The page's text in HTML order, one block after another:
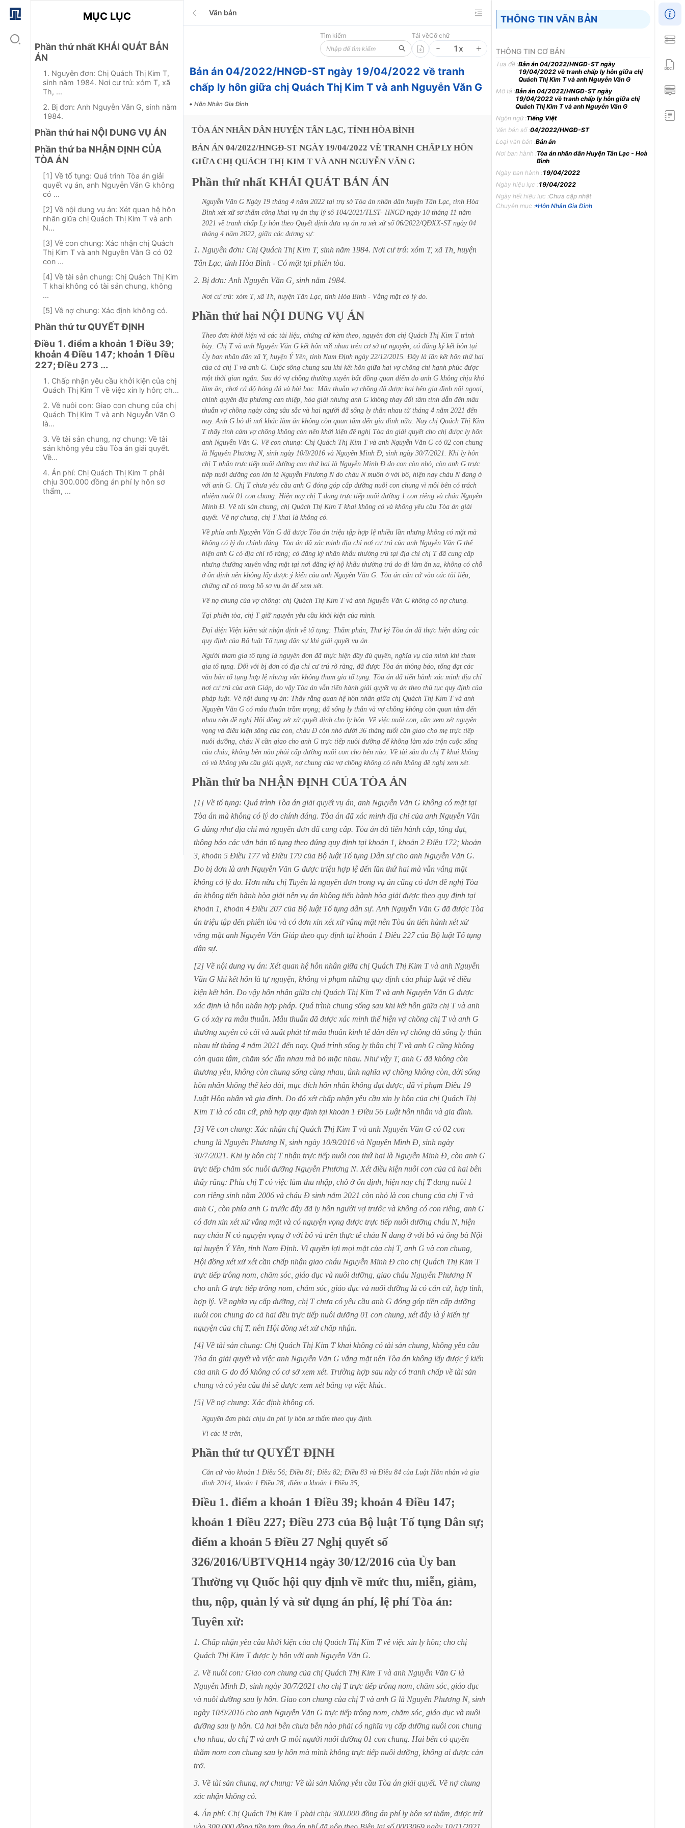
MỤC LỤC
Phần thứ nhất KHÁI QUÁT BẢN
ÁN
1. Nguyên đơn: Chị Quách Thị Kim T,
sinh năm 1984. Nơi cư trú: xóm T, xã
Th, ...
2. Bị đơn: Anh Nguyễn Văn G, sinh năm
1984.
Phần thứ hai NỘI DUNG VỤ ÁN
Phần thứ ba NHẬN ĐỊNH CỦA
TÒA ÁN
[1] Về tố tụng: Quá trình Tòa án giải
quyết vụ án, anh Nguyễn Văn G không
có ...
[2] Về nội dung vụ án: Xét quan hệ hôn
nhân giữa chị Quách Thị Kim T và anh
N...
[3] Về con chung: Xác nhận chị Quách
Thị Kim T và anh Nguyễn Văn G có 02
con ...
[4] Về tài sản chung: Chị Quách Thị Kim
T khai không có tài sản chung, không
...
[5] Về nợ chung: Xác định không có.
Phần thứ tư QUYẾT ĐỊNH
Điều 1. điểm a khoản 1 Điều 39;
khoản 4 Điều 147; khoản 1 Điều
227; Điều 273 ...
1. Chấp nhận yêu cầu khởi kiện của chị
Quách Thị Kim T về việc xin ly hôn; ch...
2. Về nuôi con: Giao con chung của chị
Quách Thị Kim T và anh Nguyễn Văn G
là...
3. Về tài sản chung, nợ chung: Về tài
sản không yêu cầu Tòa án giải quyết.
Về...
4. Án phí: Chị Quách Thị Kim T phải
chịu 300.000 đồng án phí ly hôn sơ
thẩm, ...
Văn bản
Tìm kiếm Tải vềCỡ chữ
1 x
Bản án 04/2022/HNGĐ-ST ngày 19/04/2022 về tranh
chấp ly hôn giữa chị Quách Thị Kim T và anh Nguyễn Văn G
Hôn Nhân Gia Đình
TÒA ÁN NHÂN DÂN HUYỆN TÂN LẠC, TỈNH HÒA BÌNH
BẢN ÁN 04/2022/HNGĐ-ST NGÀY 19/04/2022 VỀ TRANH CHẤP LY HÔN
GIỮA CHỊ QUÁCH THỊ KIM T VÀANH NGUYỄN VĂN G
Phần thứ nhất KHÁI QUÁT BẢN ÁN
Nguyễn Văn G Ngày 19 tháng 4 năm 2022 tại trụ sở Tòa án nhân dân huyện Tân Lạc, tỉnh Hòa
Bình xét xử sơ thẩm công khai vụ án thụ lý số 104/2021/TLST- HNGĐ ngày 10 tháng 11 năm
2021 về tranh chấp Ly hôn theo Quyết định đưa vụ án ra xét xử số 06/2022/QĐXX-ST ngày 04
tháng 4 năm 2022, giữa các đương sự:
1. Nguyên đơn: Chị Quách Thị Kim T, sinh năm 1984. Nơi cư trú: xóm T, xã Th, huyện
Tân Lạc, tỉnh Hòa Bình - Có mặt tại phiên tòa.
2. Bị đơn: Anh Nguyễn Văn G, sinh năm 1984.
Nơi cư trú: xóm T, xã Th, huyện Tân Lạc, tỉnh Hòa Bình - Vắng mặt có lý do.
Phần thứ hai NỘI DUNG VỤ ÁN
Theo đơn khởi kiện và các tài liệu, chứng cứ kèm theo, nguyên đơn chị Quách Thị Kim T trình
bày: Chị T và anh Nguyễn Văn G kết hôn với nhau trên cơ sở tự nguyện, có đăng ký kết hôn tại
Ủy ban nhân dân xã Y, huyện Ý Yên, tỉnh Nam Định ngày 22/12/2015. Đây là lần kết hôn thứ hai
của cả chị T và anh G. Cuộc sống chung sau khi kết hôn giữa hai vợ chồng chỉ hạnh phúc được
một thời gian ngắn. Sau đó vợ chồng thường xuyên bất đồng quan điểm do anh G không chịu khó
làm ăn, chơi cá độ bóng đá và bài bạc. Mâu thuẫn vợ chồng đã được hai bên gia đình nội ngoại,
chính quyền địa phương can thiệp, hòa giải nhưng anh G không thay đổi tâm tính dẫn đến mâu
thuẫn vợ chồng ngày càng sâu sắc và hai người đã sống ly thân nhau từ tháng 4 năm 2021 đến
nay. Anh G bỏ đi nơi khác làm ăn không còn quan tâm đến gia đình nữa. Nay chị Quách Thị Kim
T thấy tình cảm vợ chồng không còn nên khởi kiện đề nghị Tòa án giải quyết cho chị được ly hôn
anh Nguyễn Văn G. Về con chung: Chị Quách Thị Kim T và anh Nguyễn Văn G có 02 con chung
là Nguyễn Phương N, sinh ngày 10/9/2016 và Nguyễn Minh Đ, sinh ngày 30/7/2021. Khi ly hôn
chị T nhận trực tiếp nuôi dưỡng con thứ hai là Nguyễn Minh Đ do con còn nhỏ, còn anh G trực
tiếp nuôi dưỡng con lớn là Nguyễn Phương N do cháu N muốn ở với bố, hiện nay cháu N đang ở
với anh G. Chị T chưa yêu cầu anh G đóng góp cấp dưỡng nuôi con chung vì mỗi bên có trách
nhiệm nuôi 01 con chung. Hiện nay chị T đang trực tiếp nuôi dưỡng 1 con riêng và cháu Nguyễn
Minh Đ. Về tài sản chung, chị Quách Thị Kim T khai không có và không yêu cầu Tòa án giải
quyết. Về nợ chung, chị T khai là không có.
Về phía anh Nguyễn Văn G đã được Tòa án triệu tập hợp lệ nhiều lần nhưng không có mặt mà
không có lý do chính đáng. Tòa án đã xác minh địa chỉ nơi cư trú của anh Nguyễn Văn G thể
hiện anh G có địa chỉ rõ ràng; có đăng ký nhân khẩu thường trú tại địa chỉ chị T đã cung cấp
nhưng thường xuyên vắng mặt tại nơi đăng ký hộ khẩu thường trú do đi làm ăn xa, không có chỗ
ở ổn định nên không lấy được ý kiến của anh Nguyễn Văn G. Tòa án căn cứ vào các tài liệu,
chứng cứ có trong hồ sơ vụ án để xem xét.
Về nợ chung của vợ chồng: chị Quách Thị Kim T và anh Nguyễn Văn G không có nợ chung.
Tại phiên tòa, chị T giữ nguyên yêu cầu khởi kiện của mình.
Đại diện Viện kiểm sát nhận định về tố tụng: Thẩm phán, Thư ký Tòa án đã thực hiện đúng các
quy định của Bộ luật Tố tụng dân sự khi giải quyết vụ án.
Người tham gia tố tụng là nguyên đơn đã thực hiện đầy đủ quyền, nghĩa vụ của mình khi tham
gia tố tụng. Đối với bị đơn có địa chỉ cư trú rõ ràng, đã được Tòa án thông báo, tống đạt các
văn bản tố tụng hợp lệ nhưng vẫn không tham gia tố tụng. Tòa án đã tiến hành xác minh địa chỉ
nơi cư trú của anh Giáp, do vậy Tòa án vẫn tiến hành giải quyết vụ án theo thủ tục quy định của
pháp luật. Về nội dung vụ án: Thấy rằng quan hệ hôn nhân giữa chị Quách Thị Kim T và anh
Nguyễn Văn G có mâu thuẫn trầm trọng; đã sống ly thân và vợ chồng không còn quan tâm đến
nhau nên đề nghị Hội đồng xét xử quyết định cho ly hôn. Về việc nuôi con, cần xem xét nguyện
vọng và điều kiện sống của con, cháu Đ còn nhỏ dưới 36 tháng tuổi cần giao cho mẹ trực tiếp
nuôi dưỡng, cháu N cần giao cho anh G trực tiếp nuôi đưỡng để không làm xáo trộn cuộc sống
của cháu, không bên nào phải cấp dưỡng nuôi con cho bên nào. Về tài sản do chị T khai không
có và không yêu cầu giải quyết, nợ chung của vợ chồng không có nên không đề nghị xem xét.
Phần thứ ba NHẬN ĐỊNH CỦA TÒA ÁN
[1] Về tố tụng: Quá trình Tòa án giải quyết vụ án, anh Nguyễn Văn G không có mặt tại
Tòa án mà không có lý do chính đáng. Tòa án đã xác minh địa chỉ của anh Nguyễn Văn
G đúng như địa chỉ mà nguyên đơn đã cung cấp. Tòa án đã tiến hành cấp, tống đạt,
thông báo các văn bản tố tụng theo đúng quy định tại khoản 1, khoản 2 Điều 172; khoản
3, khoản 5 Điều 177 và Điều 179 của Bộ luật Tố tụng Dân sự cho anh Nguyễn Văn G.
Do bị đơn là anh Nguyễn Văn G được triệu hợp lệ đến lần thứ hai mà vẫn vắng mặt
không có lý do. Hơn nữa chị Tuyến là nguyên đơn trong vụ án cũng có đơn đề nghị Tòa
án không tiến hành hòa giải nên vụ án không tiến hành hòa giải được theo quy định tại
khoản 1, khoản 4 Điều 207 của Bộ luật Tố tụng dân sự. Anh Nguyễn Văn G đã được Tòa
án triệu tập đến phiên tòa và có đơn xin xét xử vắng mặt nên Tòa án tiến hành xét xử
vắng mặt anh Nguyễn Văn Giáp theo quy định tại khoản 1 Điều 227 của Bộ luật Tố tụng
dân sự.
[2] Về nội dung vụ án: Xét quan hệ hôn nhân giữa chị Quách Thị Kim T và anh Nguyễn
Văn G khi kết hôn là tự nguyện, không vi phạm những quy định của pháp luật về điều
kiện kết hôn. Do vậy hôn nhân giữa chị Quách Thị Kim T và anh Nguyễn Văn G được
xác định là hôn nhân hợp pháp. Quá trình chung sống sau khi kết hôn giữa chị T và anh
G có xảy ra mâu thuẫn. Mâu thuẫn đã được xác minh thể hiện vợ chồng chị T và anh G
thường xuyên có cãi vã xuất phát từ mâu thuẫn kinh tế dẫn đến vợ chồng đã sống ly thân
nhau từ tháng 4 năm 2021 đến nay. Quá trình sống ly thân chị T và anh G cũng không
còn quan tâm, chăm sóc lẫn nhau mà bỏ mặc nhau. Như vậy T, anh G đã không còn
thương yêu, không còn chung sống cùng nhau, tình nghĩa vợ chồng không còn, đời sống
hôn nhân không thể kéo dài, mục đích hôn nhân không đạt được, đã vi phạm Điều 19
Luật Hôn nhân và gia đình. Do đó xét chấp nhận yêu cầu xin ly hôn của chị Quách Thị
Kim T là có căn cứ, phù hợp quy định tại khoản 1 Điều 56 Luật hôn nhân và gia đình.
[3] Về con chung: Xác nhận chị Quách Thị Kim T và anh Nguyễn Văn G có 02 con
chung là Nguyễn Phương N, sinh ngày 10/9/2016 và Nguyễn Minh Đ, sinh ngày
30/7/2021. Khi ly hôn chị T nhận trực tiếp nuôi con thứ hai là Nguyễn Minh Đ, còn anh G
trực tiếp chăm sóc nuôi dưỡng Nguyễn Phương N. Xét điều kiện nuôi con của cả hai bên
thấy rằng: Phía chị T có việc làm thu nhập, chỗ ở ổn định, hiện nay chị T đang nuôi 1
con riêng sinh năm 2006 và cháu Đ sinh năm 2021 còn nhỏ là con chung của chị T và
anh G, còn phía anh G trước đây đã ly hôn người vợ trước và không có con riêng, anh G
có đơn xin xét xử vắng mặt và có nguyện vọng được trực tiếp nuôi dưỡng cháu N, hiện
nay cháu N có nguyện vọng ở với bố và trên thực tế cháu N đang ở với bố và ông bà Nội
tại huyện Ý Yên, tỉnh Nam Định. Vì quyền lợi mọi mặt của chị T, anh G và con chung,
Hội đồng xét xử xét cần chấp nhận giao cháu Nguyễn Minh Đ cho chị Quách Thị Kim T
trực tiếp trông nom, chăm sóc, giáo dục và nuôi dưỡng, giao cháu Nguyễn Phương N
cho anh G trực tiếp trông nom, chăm sóc, giáo dục và nuôi dưỡng là có căn cứ, hợp tình,
hợp lý. Về nghĩa vụ cấp dưỡng, chị T chưa có yêu cầu anh G đóng góp tiền cấp dưỡng
nuôi con chung do cả hai đều trực tiếp nuôi dưỡng 01 con chung, xét đây là ý kiến tự
nguyện của chị T, nên Hội đồng xét xử chấp nhận.
[4] Về tài sản chung: Chị Quách Thị Kim T khai không có tài sản chung, không yêu cầu
Tòa án giải quyết và việc anh Nguyễn Văn G vắng mặt nên Tòa án không lấy được ý kiến
của anh G do đó không có cơ sở xem xét. Trường hợp sau này có tranh chấp về tài sản
chung và có yêu cầu thì sẽ được xem xét bằng vụ việc khác.
[5] Về nợ chung: Xác định không có.
Nguyên đơn phải chịu án phí ly hôn sơ thẩm theo quy định.
Vì các lẽ trên,
Phần thứ tư QUYẾT ĐỊNH
Căn cứ vào khoản 1 Điều 56; Điều 81; Điều 82; Điều 83 và Điều 84 của Luật Hôn nhân và gia
đình 2014; khoản 1 Điều 28; điểm a khoản 1 Điều 35;
Điều 1. điểm a khoản 1 Điều 39; khoản 4 Điều 147;
khoản 1 Điều 227; Điều 273 của Bộ luật Tố tụng Dân sự;
điểm a khoản 5 Điều 27 Nghị quyết số
326/2016/UBTVQH14 ngày 30/12/2016 của Ủy ban
Thường vụ Quốc hội quy định về mức thu, miễn, giảm,
thu, nộp, quản lý và sử dụng án phí, lệ phí Tòa án:
Tuyên xử:
1. Chấp nhận yêu cầu khởi kiện của chị Quách Thị Kim T về việc xin ly hôn; cho chị
Quách Thị Kim T được ly hôn với anh Nguyễn Văn G.
2. Về nuôi con: Giao con chung của chị Quách Thị Kim T và anh Nguyễn Văn G là
Nguyễn Minh Đ, sinh ngày 30/7/2021 cho chị T trực tiếp trông nom, chăm sóc, giáo dục
và nuôi dưỡng sau ly hôn. Giao con chung của chị T và anh G là Nguyễn Phương N, sinh
ngày 10/9/2016 cho anh Nguyễn Văn G trực tiếp trông nom, chăm sóc, giáo dục và nuôi
dưỡng sau ly hôn. Cả hai bên chưa bên nào phải có nghĩa vụ cấp dưỡng nuôi con chung
cho nhau, do chị T và anh G mỗi người nuôi dưỡng 01 con chung. Hai bên có quyền
thăm nom con chung sau ly hôn mà mình không trực tiếp nuôi dưỡng, không ai được cản
trở.
3. Về tài sản chung, nợ chung: Về tài sản không yêu cầu Tòa án giải quyết. Về nợ chung
xác nhận không có.
4. Án phí: Chị Quách Thị Kim T phải chịu 300.000 đồng án phí ly hôn sơ thẩm, được trừ
THÔNG TIN VĂN BẢN
THÔNG TIN CƠ BẢN
Tựa đề :Bản án 04/2022/HNGĐ-ST ngày
19/04/2022 về tranh chấp ly hôn giữa chị
Quách Thị Kim T và anh Nguyễn Văn G
Mô tả :Bản án 04/2022/HNGĐ-ST ngày
19/04/2022 về tranh chấp ly hôn giữa chị
Quách Thị Kim T và anh Nguyễn Văn G
Ngôn ngữ :Tiếng Việt
Văn bản số :04/2022/HNGĐ-ST
Loại văn bản :Bản án
Nơi ban hành :Tòa án nhân dân Huyện Tân Lạc - Hoà
Bình
Ngày ban hành :19/04/2022
Ngày hiệu lực :19/04/2022
Ngày hết hiệu lực :Chưa cập nhật
Chuyên mục : Hôn Nhân Gia Đình